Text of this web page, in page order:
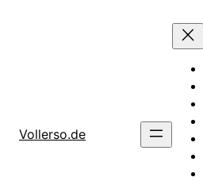
Vollerso.de